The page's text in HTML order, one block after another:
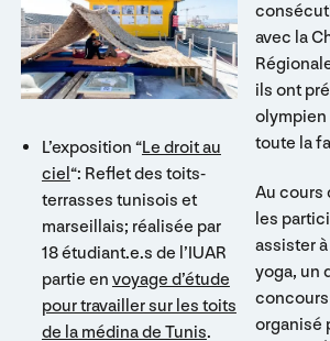
L’exposition “Le droit au
ciel“: Reflet des toits-
terrasses tunisois et
marseillais; réalisée par
18 étudiant.e.s de l’IUAR
partie en voyage d’étude
pour travailler sur les toits
de la médina de Tunis.
avec la
ils ont
toute la
Au cours
les
assister
yoga, un
concours
organisé